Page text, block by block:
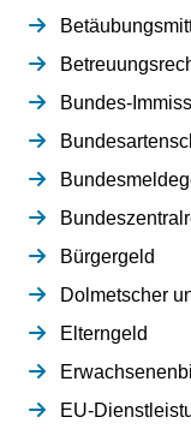
Bundes-
Bürgergeld
Dolmetscher
Elterngeld
EU-